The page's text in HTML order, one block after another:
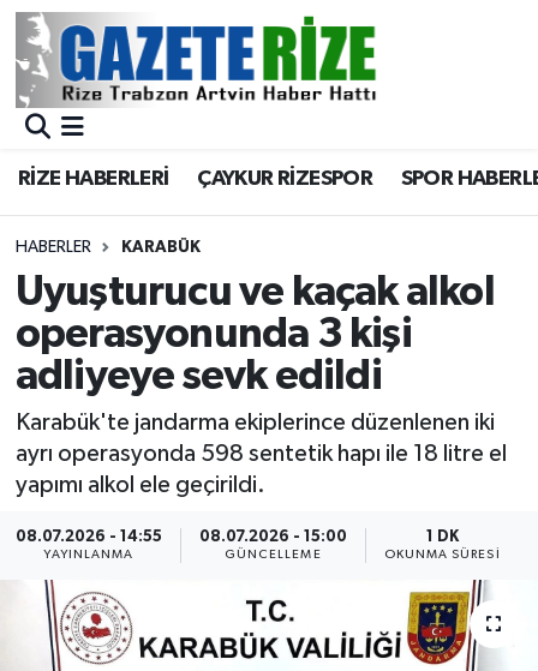
RİZE HABERLERİ ÇAYKUR RİZESPOR SPOR
HABERLER KARABÜK
Uyuşturucu ve kaçak alkol
operasyonunda 3 kişi
adliyeye sevk edildi
Karabük'te jandarma ekiplerince düzenlenen iki
ayrı operasyonda 598 sentetik hapı ile 18 litre el
yapımı alkol ele geçirildi.
08.07.2026 - 14:55
YAYINLANMA
08.07.2026 - 15:00
GÜNCELLEME
1 DK
OKUNMA SÜRESI
BÖLGEMİZ
Asayiş
Rize Jandarma Komutanlığı
Bilim Teknoloji
Bölge
Advertising news
Dış Haberler
Merkez Nöbetçi Eczaneler
Merkez Trafik Yoğunluk Haritası
Süper Lig Puan Durumu ve Fikstür
Tüm Manşetler
Son Dakika Haberleri
Haber Arşivi